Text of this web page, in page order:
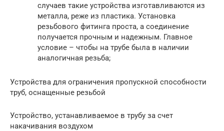
случаев такие устройства изготавливаются из
металла, реже из пластика. Установка
резьбового фитинга проста, а соединение
получается прочным и надежным. Главное
условие – чтобы на трубе была в наличии
аналогичная резьба;
Устройства для ограничения пропускной способности
труб, оснащенные резьбой
Устройство, устанавливаемое в трубу за счет
накачивания воздухом